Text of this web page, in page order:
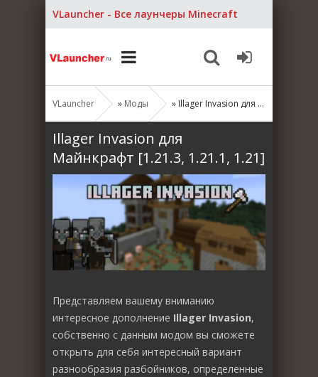
VLauncher - Все лаунчеры Minecraft
VLauncher » Моды » Illager Invasion для Майнкрафт [1.21.3, 1.21.1, 1.21]
Illager Invasion для
Майнкрафт [1.21.3, 1.21.1, 1.21]
Представляем вашему вниманию
интересное дополнение Illager Invasion,
собственно с данным модом вы сможете
открыть для себя интересный вариант
разнообразия разбойников, определенные